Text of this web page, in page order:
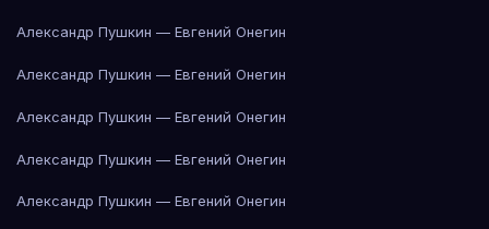
Александр Пушкин — Евгений Онегин
Александр Пушкин — Евгений Онегин
Александр Пушкин — Евгений Онегин
Александр Пушкин — Евгений Онегин
Александр Пушкин — Евгений Онегин